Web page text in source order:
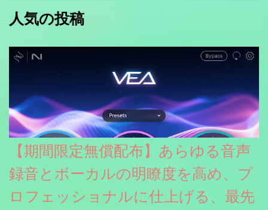
人気の投稿
【期間限定無償配布】あらゆる音声
録音とボーカルの明瞭度を高め、プ
ロフェッショナルに仕上げる、最先